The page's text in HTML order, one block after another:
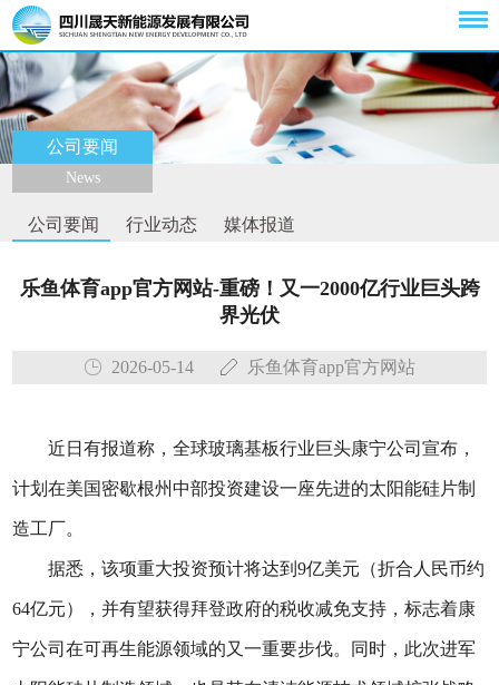
公司要闻
News
公司要闻 行业动态 媒体报道
乐鱼体育app官方网站-重磅！又一2000亿行业巨头跨
界光伏
2026-05-14 乐鱼体育app官方网站
近日有报道称，全球玻璃基板行业巨头康宁公司宣布，
计划在美国密歇根州中部投资建设一座先进的太阳能硅片制
造工厂。
据悉，该项重大投资预计将达到9亿美元（折合人民币约
64亿元），并有望获得拜登政府的税收减免支持，标志着康
宁公司在可再生能源领域的又一重要步伐。同时，此次进军